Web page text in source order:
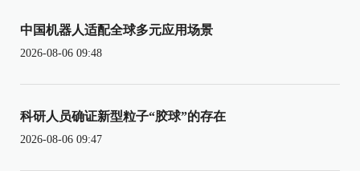
中国机器人适配全球多元应用场景
2026-08-06 09:48
科研人员确证新型粒子“胶球”的存在
2026-08-06 09:47